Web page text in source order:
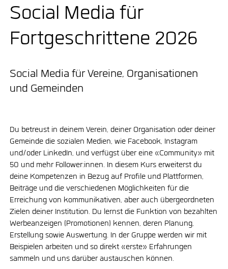
Social Media für
Fortgeschrittene 2026
Social Media für Vereine, Organisationen
und Gemeinden
Du betreust in deinem Verein, deiner Organisation oder deiner
Gemeinde die sozialen Medien, wie Facebook, Instagram
und/oder LinkedIn, und verfügst über eine «Community» mit
50 und mehr Follower:innen. In diesem Kurs erweiterst du
deine Kompetenzen in Bezug auf Profile und Plattformen,
Beiträge und die verschiedenen Möglichkeiten für die
Erreichung von kommunikativen, aber auch übergeordneten
Zielen deiner Institution. Du lernst die Funktion von bezahlten
Werbeanzeigen (Promotionen) kennen, deren Planung,
Erstellung sowie Auswertung. In der Gruppe werden wir mit
Beispielen arbeiten und so direkt «erste» Erfahrungen
sammeln und uns darüber austauschen können.